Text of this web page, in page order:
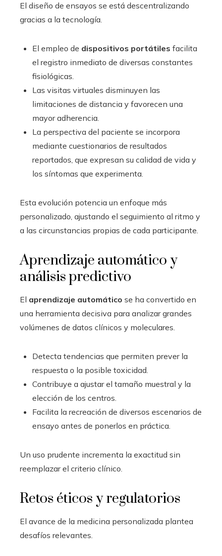
El diseño de ensayos se está descentralizando
gracias a la tecnología.
El empleo de dispositivos portátiles facilita
el registro inmediato de diversas constantes
fisiológicas.
Las visitas virtuales disminuyen las
limitaciones de distancia y favorecen una
mayor adherencia.
La perspectiva del paciente se incorpora
mediante cuestionarios de resultados
reportados, que expresan su calidad de vida y
los síntomas que experimenta.
Esta evolución potencia un enfoque más
personalizado, ajustando el seguimiento al ritmo y
a las circunstancias propias de cada participante.
Aprendizaje automático y
análisis predictivo
El aprendizaje automático se ha convertido en
una herramienta decisiva para analizar grandes
volúmenes de datos clínicos y moleculares.
Detecta tendencias que permiten prever la
respuesta o la posible toxicidad.
Contribuye a ajustar el tamaño muestral y la
elección de los centros.
Facilita la recreación de diversos escenarios de
ensayo antes de ponerlos en práctica.
Un uso prudente incrementa la exactitud sin
reemplazar el criterio clínico.
Retos éticos y regulatorios
El avance de la medicina personalizada plantea
desafíos relevantes.